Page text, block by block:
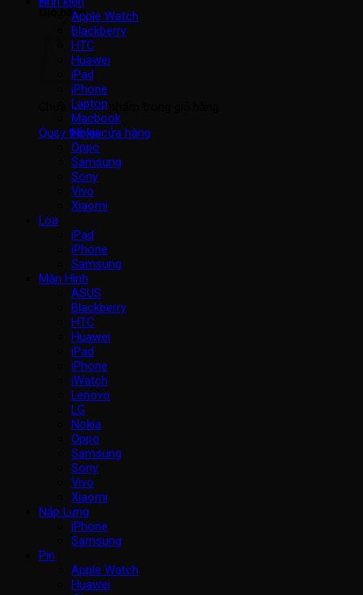
Giỏ hàng
Chưa có sản phẩm trong giỏ hàng.
Quay trở lại cửa hàng
Apple Watch
Blackberry
HTC
Huawei
iPad
iPhone
Laptop
Macbook
Nokia
Oppo
Samsung
Sony
Vivo
Xiaomi
Loa
iPad
iPhone
Samsung
Màn Hình
ASUS
Blackberry
HTC
Huawei
iPad
iPhone
iWatch
Lenovo
LG
Nokia
Oppo
Samsung
Sony
Vivo
Xiaomi
Nắp Lưng
iPhone
Samsung
Pin
Apple Watch
Huawei